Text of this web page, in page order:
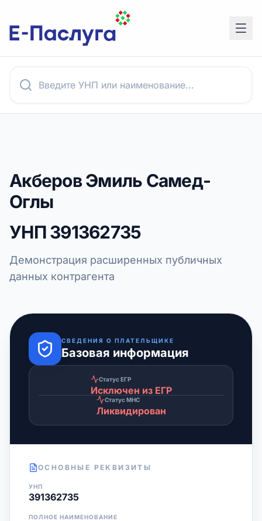
Акберов Эмиль Самед-
Оглы
УНП391362735
Демонстрация расширенных публичных
данных контрагента
СВЕДЕНИЯ О ПЛАТЕЛЬЩИКЕ
Базовая информация
Статус ЕГР
Исключен из ЕГР
Статус МНС
Ликвидирован
ОСНОВНЫЕ РЕКВИЗИТЫ
УНП
391362735
ПОЛНОЕ НАИМЕНОВАНИЕ